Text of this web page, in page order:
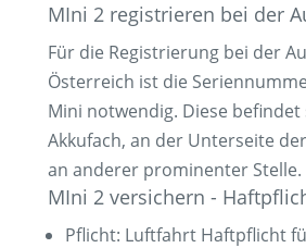
MIni 2 registrieren bei der
Für die Registrierung bei der
Österreich ist die
Mini notwendig. Diese
Akkufach, an der Unterseite
an anderer prominenter Stelle.
MIni 2 versichern -
Pflicht: Luftfahrt Haftpflicht